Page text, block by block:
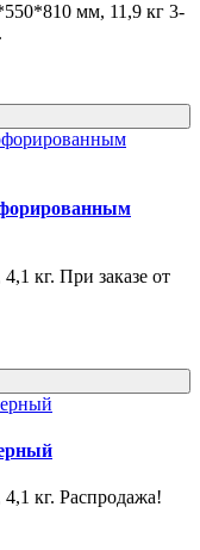
мм, 11,9 кг 3-
кг. При заказе от
кг. Распродажа!